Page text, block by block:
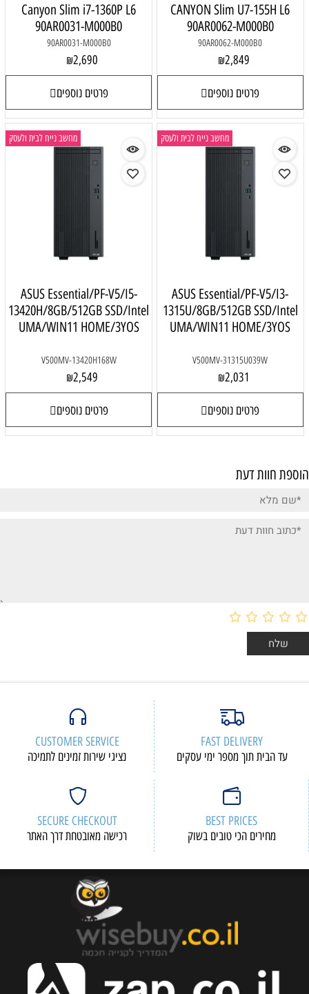
CANYON Slim U7-155H L6
90AR0062-M000B0
90AR0062-M000B0
₪2,849
פרטים נוספים
Canyon Slim i7-1360P L6
90AR0031-M000B0
90AR0031-M000B0
₪2,690
פרטים נוספים
מחשב נייח לבית ולעסק
ASUS Essential/PF-V5/I3-
1315U/8GB/512GB SSD/Intel
UMA/WIN11 HOME/3YOS
V500MV-31315U039W
₪2,031
פרטים נוספים
מחשב נייח לבית ולעסק
ASUS Essential/PF-V5/I5-
13420H/8GB/512GB SSD/Intel
UMA/WIN11 HOME/3YOS
V500MV-13420H168W
₪2,549
פרטים נוספים
הוספת חוות דעת
FAST DELIVERY
עד הבית תוך מספר ימי עסקים
CUSTOMER SERVICE
נציגי שירות זמינים לתמיכה
BEST PRICES
מחירים הכי טובים בשוק
SECURE CHECKOUT
רכישה מאובטחת דרך האתר